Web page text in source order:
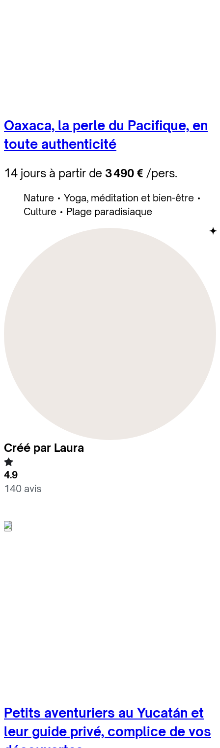
Oaxaca, la perle du Pacifique, en
toute authenticité
14 jours à partir de 3 490 € /pers.
Nature
Yoga, méditation et bien-être
Culture
Plage paradisiaque
Créé par Laura
4.9
140 avis
Petits aventuriers au Yucatán et
leur guide privé, complice de vos